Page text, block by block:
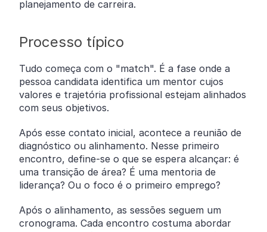
planejamento de carreira.
Processo típico
Tudo começa com o "match". É a fase onde a
pessoa candidata identifica um mentor cujos
valores e trajetória profissional estejam alinhados
com seus objetivos.
Após esse contato inicial, acontece a reunião de
diagnóstico ou alinhamento. Nesse primeiro
encontro, define-se o que se espera alcançar: é
uma transição de área? É uma mentoria de
liderança? Ou o foco é o primeiro emprego?
Após o alinhamento, as sessões seguem um
cronograma. Cada encontro costuma abordar